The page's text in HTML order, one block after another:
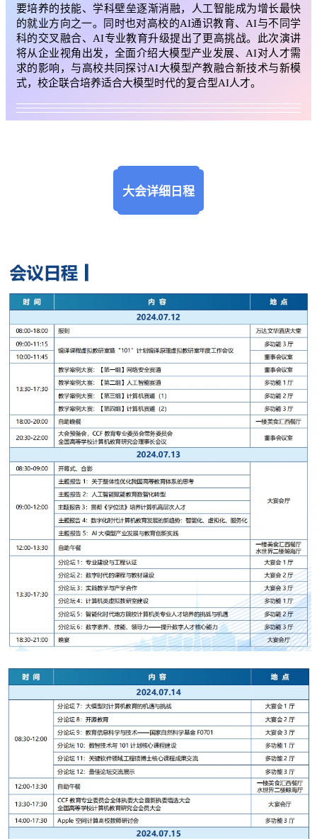
要培养的技能、学科壁垒逐渐消融，人工智能成为增长最快
的就业方向之一。同时也对高校的AI通识教育、AI与不同学
科的交叉融合、AI专业教育升级提出了更高挑战。此次演讲
将从企业视角出发，全面介绍大模型产业发展、AI对人才需
求的影响，与高校共同探讨AI大模型产教融合新技术与新模
式，校企联合培养适合大模型时代的复合型AI人才。
大会详细日程